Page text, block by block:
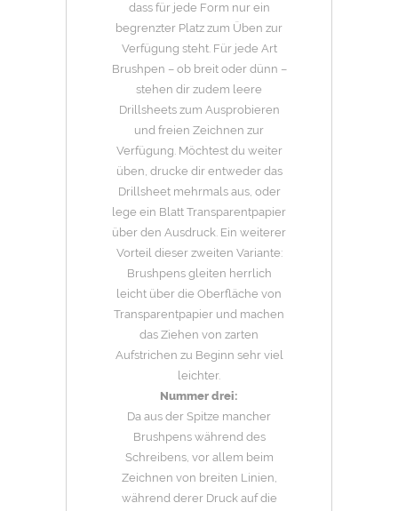
dass für jede Form nur ein
begrenzter Platz zum Üben zur
Verfügung steht. Für jede Art
Brushpen – ob breit oder dünn –
stehen dir zudem leere
Drillsheets zum Ausprobieren
und freien Zeichnen zur
Verfügung. Möchtest du weiter
üben, drucke dir entweder das
Drillsheet mehrmals aus, oder
lege ein Blatt Transparentpapier
über den Ausdruck. Ein weiterer
Vorteil dieser zweiten Variante:
Brushpens gleiten herrlich
leicht über die Oberfläche von
Transparentpapier und machen
das Ziehen von zarten
Aufstrichen zu Beginn sehr viel
leichter.
Nummer drei:
Da aus der Spitze mancher
Brushpens während des
Schreibens, vor allem beim
Zeichnen von breiten Linien,
während derer Druck auf die